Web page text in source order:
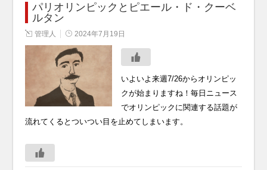
パリオリンピックとピエール・ド・クーベ
ルタン
管理人 2024年7月19日
いよいよ来週7/26からオリンピッ
クが始まりますね！毎日ニュース
でオリンピックに関連する話題が
流れてくるとついつい目を止めてしまいます。